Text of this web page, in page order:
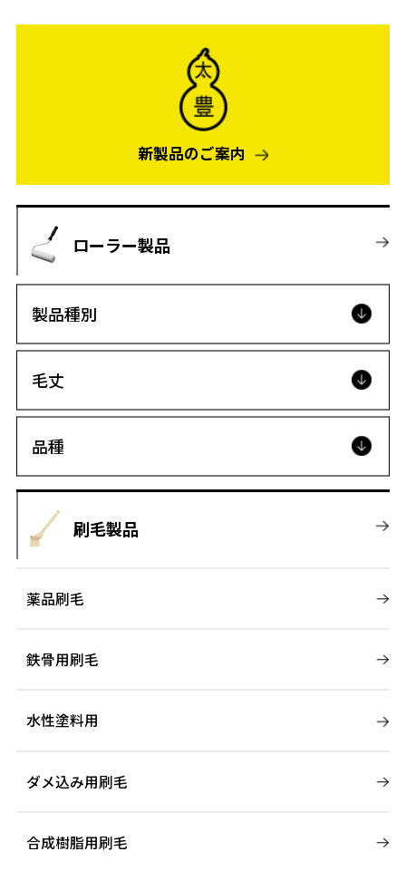
新製品のご案内
ローラー製品
製品種別
毛丈
品種
刷毛製品
薬品刷毛
鉄骨用刷毛
水性塗料用
ダメ込み用刷毛
合成樹脂用刷毛